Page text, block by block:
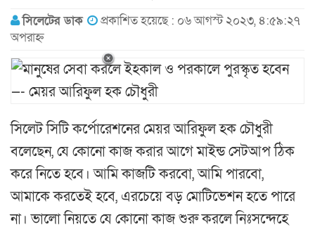
সিলেটের ডাক
প্রকাশিত হয়েছে : ০৬ আগস্ট ২০২৩, ৪:৫৯:২৭
অপরাহ্ন
সিলেট সিটি কর্পোরেশনের মেয়র আরিফুল হক চৌধুরী
বলেছেন, যে কোনো কাজ করার আগে মাইন্ড সেটআপ ঠিক
করে নিতে হবে। আমি কাজটি করবো, আমি পারবো,
আমাকে করতেই হবে, এরচেয়ে বড় মোটিভেশন হতে পারে
না। ভালো নিয়তে যে কোনো কাজ শুরু করলে নিঃসন্দেহে